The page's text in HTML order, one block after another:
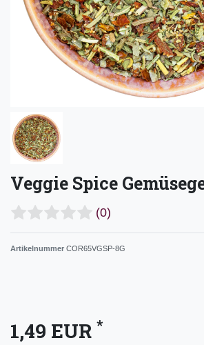
Veggie Spice
(0)
Artikelnummer COR65VGSP-8G
1,49 EUR *